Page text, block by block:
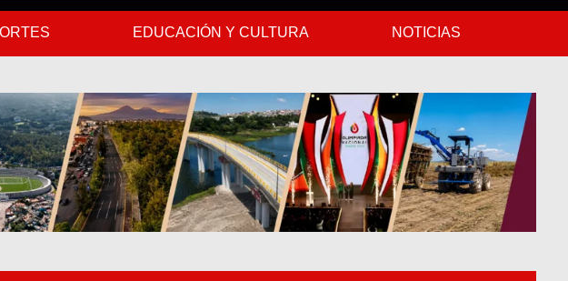
EDUCACIÓN Y CULTURA NOTICIAS